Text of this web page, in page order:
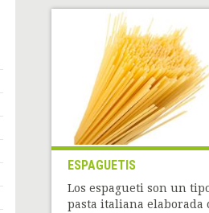
ESPAGUETIS
Los espagueti son un
pasta italiana elaborada